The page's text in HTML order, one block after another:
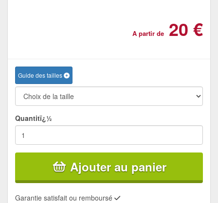
A partir de 20 €
Guide des tailles
Quantitï¿½
Ajouter au panier
Garantie satisfait ou remboursé